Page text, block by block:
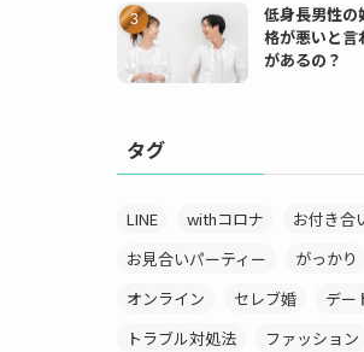
低身長男性の
格が悪いと言
があるの？
タグ
LINE withコロナ お付き合
お見合いパーティー
がっかり
オンライン
セレブ婚
デー
トラブル対処法
ファッション